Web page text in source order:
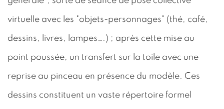
virtuelle avec les "objets-personnages" (thé, café,
dessins, livres, lampes….) ; après cette mise au
point poussée, un transfert sur la toile avec une
reprise au pinceau en présence du modèle. Ces
dessins constituent un vaste répertoire formel